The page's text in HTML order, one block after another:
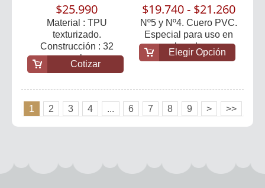
$25.990
Material : TPU
texturizado.
Construcción : 32
paneles.
Cotizar
$19.740 - $21.260
Nº5 y Nº4. Cuero PVC.
Especial para uso en
canchas de pa...
Elegir Opción
1 2 3 4 ... 6 7 8 9 > >>